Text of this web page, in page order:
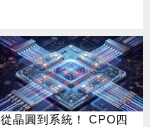
從晶圓到系統！ CPO四